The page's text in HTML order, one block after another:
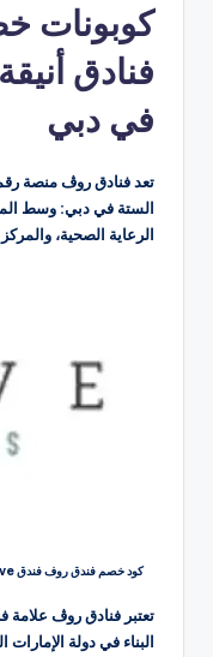
كوبونات
فنادق
في دبي
تعد فنادق روڤ منصة
الستة في دبي: وسط
الرعاية الصحية،
كود خصم فندق روف فندق rove: إقامة ذات مستوى عالمي بأفضل الأسعار
تعتبر فنادق روڤ علامة